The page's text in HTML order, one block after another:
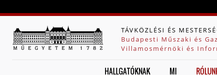
TÁVKÖZLÉSI ÉS
Budapesti Műszaki és
Villamosmérnöki és
HALLGATÓKNAK MI